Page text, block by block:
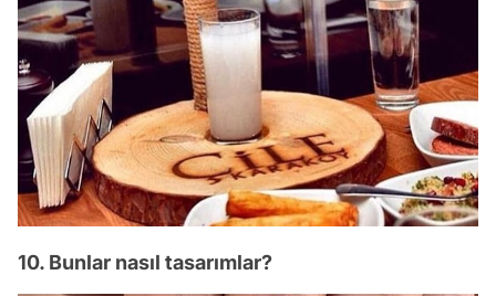
10. Bunlar nasıl tasarımlar?